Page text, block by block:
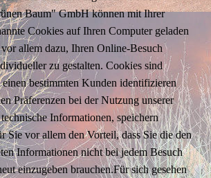
Baum" GmbH können mit Ihrer
Cookies auf Ihren Computer geladen
allem dazu, Ihren Online-Besuch
zu gestalten. Cookies sind
einen bestimmten Kunden identifizieren
Präferenzen bei der Nutzung unserer
Informationen, speichern
Sie vor allem den Vorteil, dass Sie die den
Informationen nicht bei jedem Besuch
einzugeben brauchen.Für sich gesehen